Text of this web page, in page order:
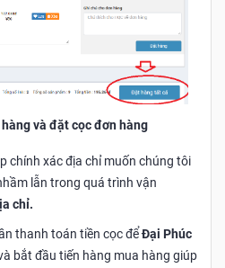
và đặt cọc đơn hàng
chính xác địa chỉ muốn chúng tôi
lẫn trong quá trình vận
chỉ.
thanh toán tiền cọc đểĐại Phúc
bắt đầu tiến hàng mua hàng giúp